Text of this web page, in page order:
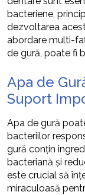
bacteriene,
dezvoltarea
abordare multi-
de gură, poate fi
Apa de
Suport
Apa de gură
bacteriilor
gură conțin
bacteriană și
este crucial să
miraculoasă